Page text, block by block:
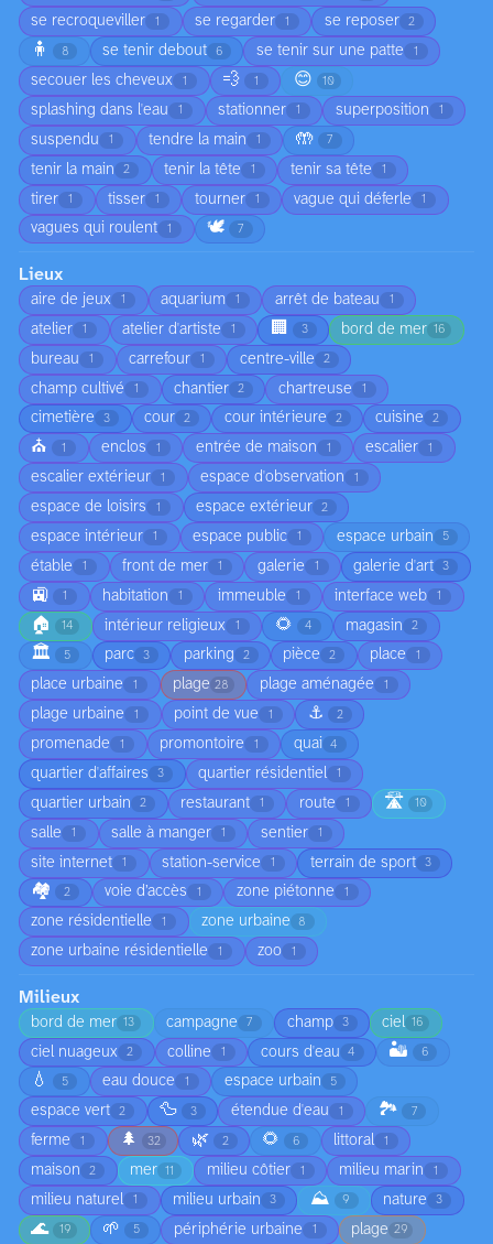
se recroqueviller
1 se regarder 1 se reposer 2
🧍 8 se tenir debout 6 se tenir sur une patte 1
secouer les cheveux 1 💨 1 😊 10
splashing dans l'eau 1 stationner 1 superposition 1
suspendu 1 tendre la main 1 🤲 7
tenir la main 2 tenir la tête 1 tenir sa tête 1
tirer 1 tisser 1 tourner 1 vague qui déferle 1
vagues qui roulent 1 🕊️ 7
Lieux
aire de jeux 1 aquarium 1 arrêt de bateau 1
atelier 1 atelier d'artiste 1 🏢 3 bord de mer 16
bureau 1 carrefour 1 centre-ville 2
champ cultivé 1 chantier 2 chartreuse 1
cimetière 3 cour 2 cour intérieure 2 cuisine 2
⛪ 1 enclos 1 entrée de maison 1 escalier 1
escalier extérieur 1 espace d'observation 1
espace de loisirs 1 espace extérieur 2
espace intérieur 1 espace public 1 espace urbain 5
étable 1 front de mer 1 galerie 1 galerie d'art 3
🚉 1 habitation 1 immeuble 1 interface web 1
🏠 14 intérieur religieux 1 🌻 4 magasin 2
🏛️ 5 parc 3 parking 2 pièce 2 place 1
place urbaine 1 plage 28 plage aménagée 1
plage urbaine 1 point de vue 1 ⚓ 2
promenade 1 promontoire 1 quai 4
quartier d'affaires 3 quartier résidentiel 1
quartier urbain 2 restaurant 1 route 1 🛣️ 10
salle 1 salle à manger 1 sentier 1
site internet 1 station-service 1 terrain de sport 3
🏘️ 2 voie d’accès 1 zone piétonne 1
zone résidentielle 1 zone urbaine 8
zone urbaine résidentielle 1 zoo 1
Milieux
bord de mer 13 campagne 7 champ 3 ciel 16
ciel nuageux 2 colline 1 cours d'eau 4 🏜️ 6
💧 5 eau douce 1 espace urbain 5
espace vert 2 🦆 3 étendue d'eau 1 🏞️ 7
ferme 1 🌲 32 🌿 2 🌻 6 littoral 1
maison 2 mer 11 milieu côtier 1 milieu marin 1
milieu naturel 1 milieu urbain 3 ⛰️ 9 nature 3
🌊 19 🌱 5 périphérie urbaine 1 plage 29